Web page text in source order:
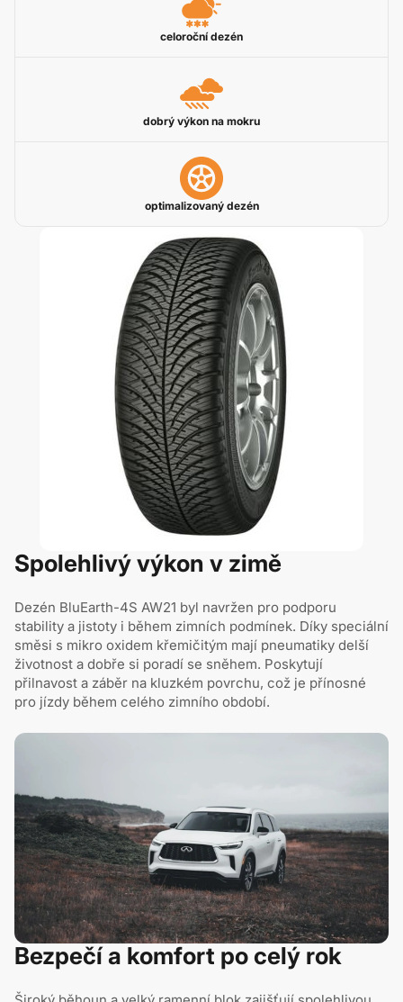
celoroční dezén
dobrý výkon na mokru
optimalizovaný dezén
Spolehlivý výkon v zimě
Dezén BluEarth-4S AW21 byl navržen pro podporu
stability a jistoty i během zimních podmínek. Díky speciální
směsi s mikro oxidem křemičitým mají pneumatiky delší
životnost a dobře si poradí se sněhem. Poskytují
přilnavost a záběr na kluzkém povrchu, což je přínosné
pro jízdy během celého zimního období.
Bezpečí a komfort po celý rok